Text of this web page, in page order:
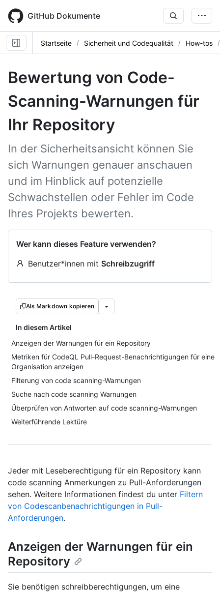
main
content
GitHub Dokumente
Startseite Sicherheit und Codequalität How-tos
Bewertung von Code-
Scanning-Warnungen für
Ihr Repository
In der Sicherheitsansicht können Sie
sich Warnungen genauer anschauen
und im Hinblick auf potenzielle
Schwachstellen oder Fehler im Code
Ihres Projekts bewerten.
Wer kann dieses Feature verwenden?
Benutzer*innen mit Schreibzugriff
Als Markdown kopieren
In diesem Artikel
Anzeigen der Warnungen für ein Repository
Metriken für CodeQL Pull-Request-Benachrichtigungen für eine
Organisation anzeigen
Filterung von code scanning-Warnungen
Suche nach code scanning Warnungen
Überprüfen von Antworten auf code scanning-Warnungen
Weiterführende Lektüre
Jeder mit Leseberechtigung für ein Repository kann
code scanning Anmerkungen zu Pull-Anforderungen
sehen. Weitere Informationen findest du unter Filtern
von Codescanbenachrichtigungen in Pull-
Anforderungen.
Anzeigen der Warnungen für ein
Repository
Sie benötigen schreibberechtigungen, um eine